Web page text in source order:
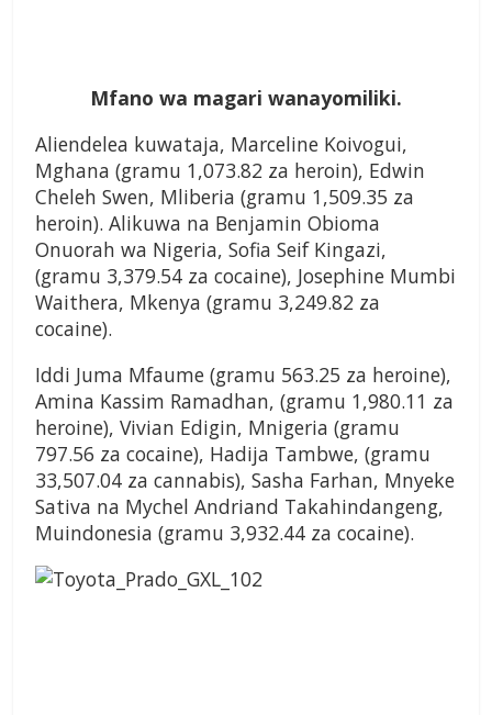
Mfano wa magari wanayomiliki.
Aliendelea kuwataja, Marceline Koivogui,
Mghana (gramu 1,073.82 za heroin), Edwin
Cheleh Swen, Mliberia (gramu 1,509.35 za
heroin). Alikuwa na Benjamin Obioma
Onuorah wa Nigeria, Sofia Seif Kingazi,
(gramu 3,379.54 za cocaine), Josephine Mumbi
Waithera, Mkenya (gramu 3,249.82 za
cocaine).
Iddi Juma Mfaume (gramu 563.25 za heroine),
Amina Kassim Ramadhan, (gramu 1,980.11 za
heroine), Vivian Edigin, Mnigeria (gramu
797.56 za cocaine), Hadija Tambwe, (gramu
33,507.04 za cannabis), Sasha Farhan, Mnyeke
Sativa na Mychel Andriand Takahindangeng,
Muindonesia (gramu 3,932.44 za cocaine).